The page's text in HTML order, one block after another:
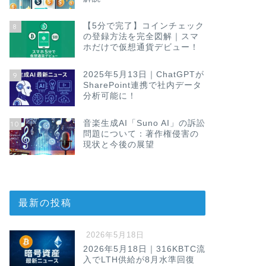
8
【5分で完了】コインチェック
の登録方法を完全図解｜スマ
ホだけで仮想通貨デビュー！
9
2025年5月13日｜ChatGPTが
SharePoint連携で社内データ
分析可能に！
10
音楽生成AI「Suno AI」の訴訟
問題について：著作権侵害の
現状と今後の展望
最新の投稿
2026年5月18日
2026年5月18日｜316KBTC流
入でLTH供給が8月水準回復